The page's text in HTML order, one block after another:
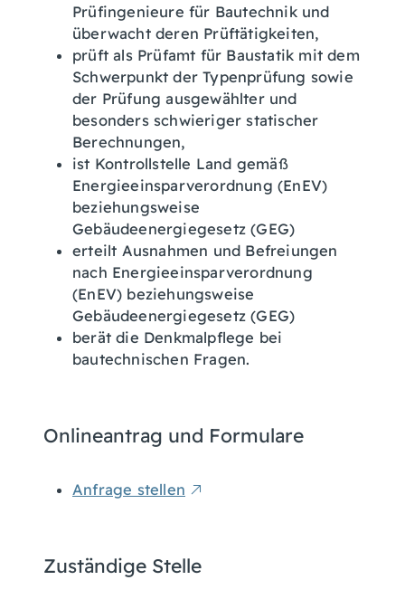
Prüfingenieure für Bautechnik und
überwacht deren Prüftätigkeiten,
prüft als Prüfamt für Baustatik mit dem
Schwerpunkt der Typenprüfung sowie
der Prüfung ausgewählter und
besonders schwieriger statischer
Berechnungen,
ist Kontrollstelle Land gemäß
Energieeinsparverordnung (EnEV)
beziehungsweise
Gebäudeenergiegesetz (GEG)
erteilt Ausnahmen und Befreiungen
nach Energieeinsparverordnung
(EnEV) beziehungsweise
Gebäudeenergiegesetz (GEG)
berät die Denkmalpflege bei
bautechnischen Fragen.
Onlineantrag und Formulare
Anfrage stellen
Zuständige Stelle